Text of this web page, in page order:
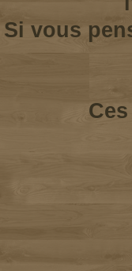
Si vous